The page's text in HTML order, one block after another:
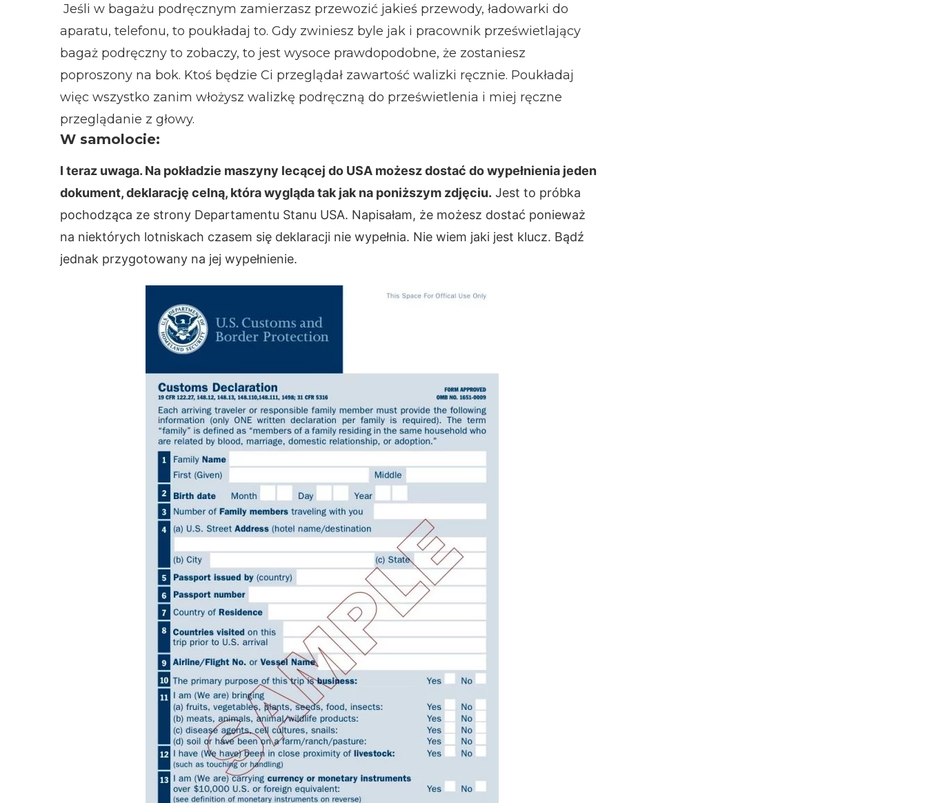
Jeśli w bagażu podręcznym zamierzasz przewozić jakieś przewody, ładowarki do
aparatu, telefonu, to poukładaj to. Gdy zwiniesz byle jak i pracownik prześwietlający
bagaż podręczny to zobaczy, to jest wysoce prawdopodobne, że zostaniesz
poproszony na bok. Ktoś będzie Ci przeglądał zawartość walizki ręcznie. Poukładaj
więc wszystko zanim włożysz walizkę podręczną do prześwietlenia i miej ręczne
przeglądanie z głowy.
W samolocie:
I teraz uwaga. Na pokładzie maszyny lecącej do USA możesz dostać do wypełnienia jeden
dokument, deklarację celną, która wygląda tak jak na poniższym zdjęciu. Jest to próbka
pochodząca ze strony Departamentu Stanu USA. Napisałam, że możesz dostać ponieważ
na niektórych lotniskach czasem się deklaracji nie wypełnia. Nie wiem jaki jest klucz. Bądź
jednak przygotowany na jej wypełnienie.